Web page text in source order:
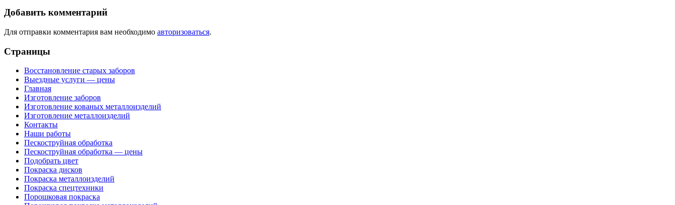
Добавить комментарий
Для отправки комментария вам необходимо авторизоваться.
Страницы
Восстановление старых заборов
Выездные услуги — цены
Главная
Изготовление заборов
Изготовление кованых металлоизделий
Изготовление металлоизделий
Контакты
Наши работы
Пескоструйная обработка
Пескоструйная обработка — цены
Подобрать цвет
Покраска дисков
Покраска металлоизделий
Покраска спецтехники
Порошковая покраска